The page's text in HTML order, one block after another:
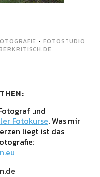
• FOTOSTUDIO
und
Fotokurse. Was mir
liegt ist das